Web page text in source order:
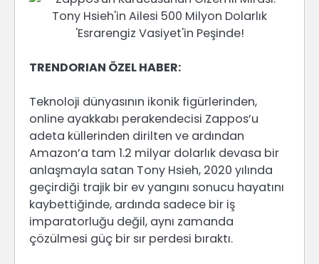
TRENDORIAN ÖZEL HABER:
Teknoloji dünyasının ikonik figürlerinden,
online ayakkabı perakendecisi Zappos’u
adeta küllerinden dirilten ve ardından
Amazon’a tam 1.2 milyar dolarlık devasa bir
anlaşmayla satan Tony Hsieh, 2020 yılında
geçirdiği trajik bir ev yangını sonucu hayatını
kaybettiğinde, ardında sadece bir iş
imparatorluğu değil, aynı zamanda
çözülmesi güç bir sır perdesi bıraktı.